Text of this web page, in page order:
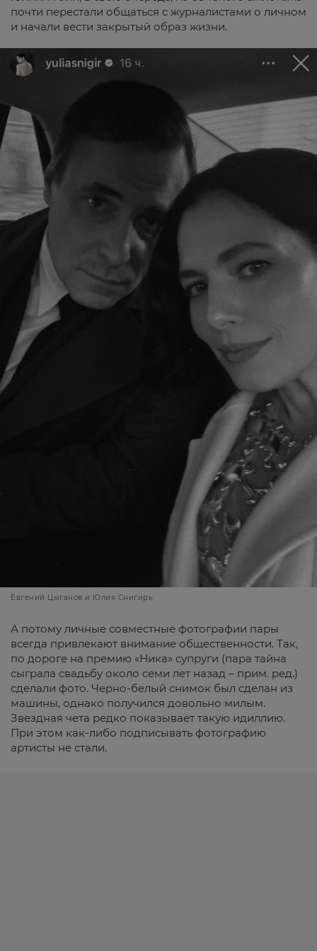
почти перестали общаться с журналистами о личном
и начали вести закрытый образ жизни.
Евгений Цыганов и Юлия Снигирь
А потому личные совместные фотографии пары
всегда привлекают внимание общественности. Так,
по дороге на премию «Ника» супруги (пара тайна
сыграла свадьбу около семи лет назад – прим. ред.)
сделали фото. Черно-белый снимок был сделан из
машины, однако получился довольно милым.
Звездная чета редко показывает такую идиллию.
При этом как-либо подписывать фотографию
артисты не стали.